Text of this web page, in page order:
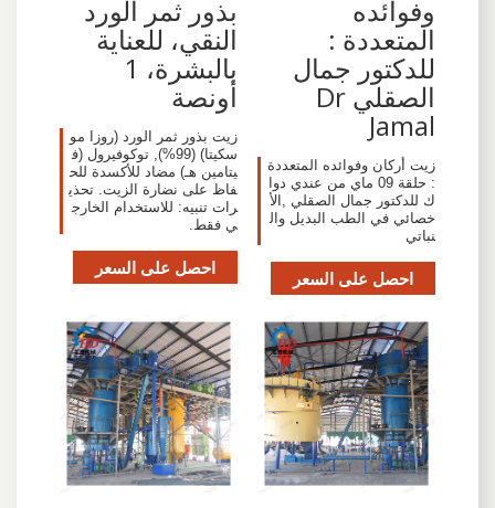
وفوائده
المتعددة :
للدكتور جمال
الصقلي Dr
Jamal
زيت أركان وفوائده المتعددة
: حلقة 09 ماي من عندي دوا
ك للدكتور جمال الصقلي ,الأ
خصائي في الطب البديل وال
احصل على السعر
بذور ثمر الورد
النقي، للعناية
بالبشرة، 1
أونصة
زيت بذور ثمر الورد (روزا مو
سكيتا) (99%), توكوفيرول (ف
يتامين هـ) مضاد للأكسدة للح
فاظ على نضارة الزيت. تحذي
رات تنبيه: للاستخدام الخارج
ي فقط.
احصل على السعر